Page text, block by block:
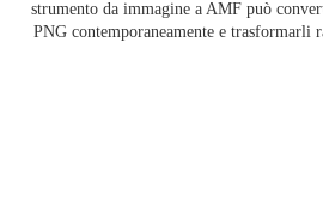
strumento da immagine a AMF può
PNG contemporaneamente e trasformarli